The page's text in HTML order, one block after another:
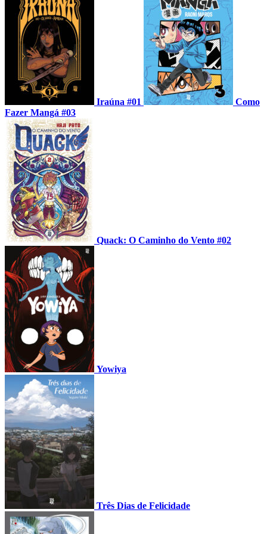
Iraúna #01
Como
Fazer Mangá #03
Quack: O Caminho do Vento #02
Yowiya
Três Dias de Felicidade